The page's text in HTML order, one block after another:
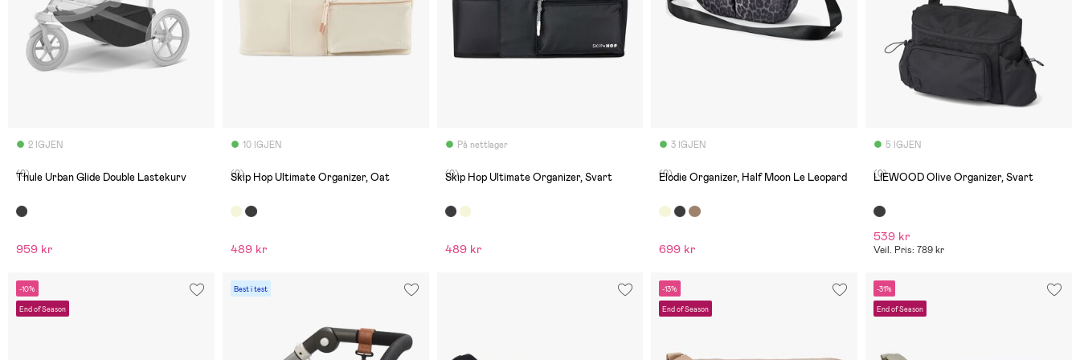
2 IGJEN
(0)
Thule Urban Glide Double Lastekurv
959 kr
10 IGJEN
(0)
Skip Hop Ultimate Organizer, Oat
489 kr
På nettlager
(0)
Skip Hop Ultimate Organizer, Svart
489 kr
3 IGJEN
(0)
Elodie Organizer, Half Moon Le Leopard
699 kr
5 IGJEN
(0)
LIEWOOD Olive Organizer, Svart
539 kr
Veil. Pris: 789 kr
-10%
End of Season
Best i test -13%
End of Season
-31%
End of Season